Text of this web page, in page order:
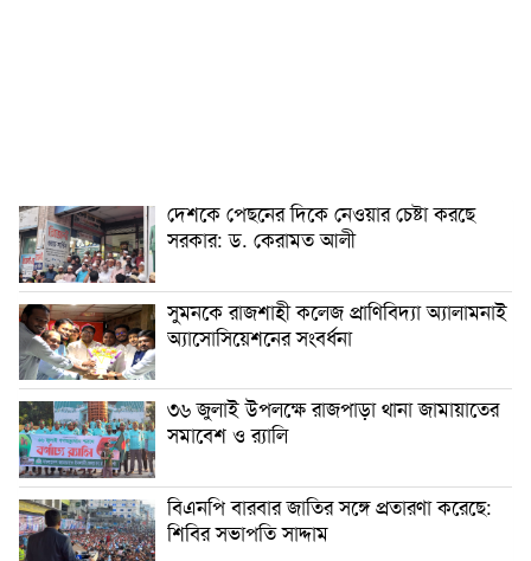
দেশকে পেছনের দিকে নেওয়ার চেষ্টা করছে
সরকার: ড. কেরামত আলী
সুমনকে রাজশাহী কলেজ প্রাণিবিদ্যা অ্যালামনাই
অ্যাসোসিয়েশনের সংবর্ধনা
৩৬ জুলাই উপলক্ষে রাজপাড়া থানা জামায়াতের
সমাবেশ ও র‍্যালি
বিএনপি বারবার জাতির সঙ্গে প্রতারণা করেছে:
শিবির সভাপতি সাদ্দাম